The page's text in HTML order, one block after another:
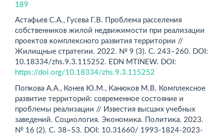
189
Астафьев С.А., Гусева Г.В. Проблема расселения
собственников жилой недвижимости при реализации
проектов комплексного развития территории //
Жилищные стратегии. 2022. № 9 (3). С. 243–260. DOI:
10.18334/zhs.9.3.115252. EDN MTINEW. DOI:
https://doi.org/10.18334/zhs.9.3.115252
Попкова А.А., Конев Ю.М., Канюков М.В. Комплексное
развитие территорий: современное состояние и
проблемы реализации // Известия высших учебных
заведений. Социология. Экономика. Политика. 2023.
№ 16 (2). С. 38–53. DOI: 10.31660/ 1993-1824-2023-